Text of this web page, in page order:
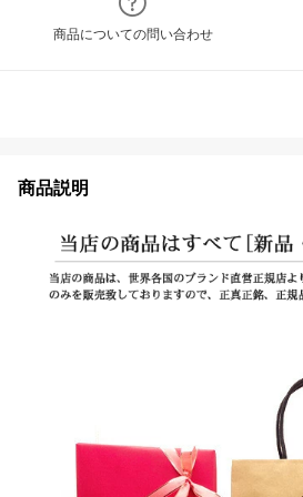
商品についての問い合わせ
商品説明